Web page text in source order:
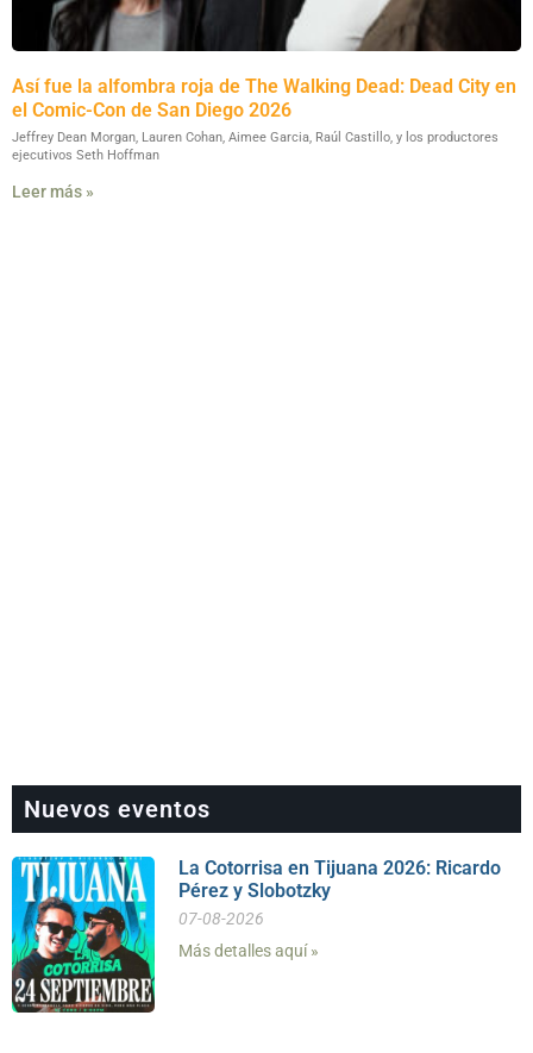
Así fue la alfombra roja de The Walking Dead: Dead City en
el Comic-Con de San Diego 2026
Jeffrey Dean Morgan, Lauren Cohan, Aimee Garcia, Raúl Castillo, y los productores
ejecutivos Seth Hoffman
Leer más »
Nuevos eventos
La Cotorrisa en Tijuana 2026: Ricardo
Pérez y Slobotzky
07-08-2026
Más detalles aquí »